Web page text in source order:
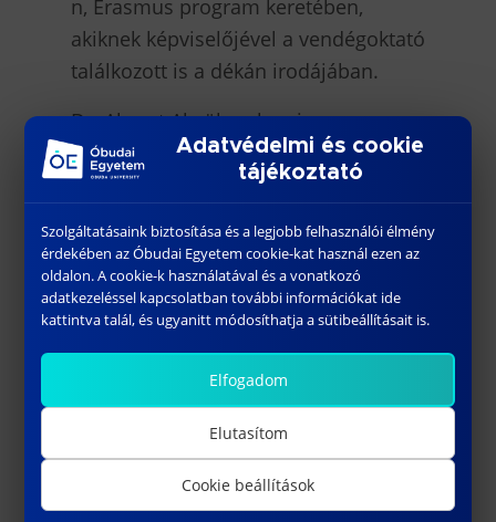
n, Erasmus program keretében,
akiknek képviselőjével a vendégoktató
találkozott is a dékán irodájában.
Dr. Ahmet Akgül szakmai
előadásában ismertette a török
egyetem oktatási céljai is. Elmondta,
legyenek hatékonyan kommunikálni,
legyen szociális és kulturális
felelősségük, legyen
legyen képes a szakmához
kapcsolódó problémák
meghatározására, megfogalmazására
és megoldására is. A nyomda- és
papíripari szakmai
Adatvédelmi és cookie
tájékoztató
Szolgáltatásaink biztosítása és a legjobb felhasználói élmény
érdekében az Óbudai Egyetem cookie-kat használ ezen az
oldalon. A cookie-k használatával és a vonatkozó
adatkezeléssel kapcsolatban további információkat ide
kattintva talál, és ugyanitt módosíthatja a sütibeállításait is.
Elfogadom
Elutasítom
Cookie beállítások